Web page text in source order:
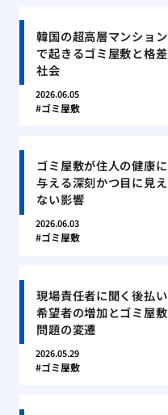
韓国の超高層マンション
で起きるゴミ屋敷と格差
社会
2026.06.05
ゴミ屋敷
ゴミ屋敷が住人の健康に
与える深刻かつ目に見え
ない影響
2026.06.03
ゴミ屋敷
現場責任者に聞く後払い
希望者の増加とゴミ屋敷
問題の変遷
2026.05.29
ゴミ屋敷